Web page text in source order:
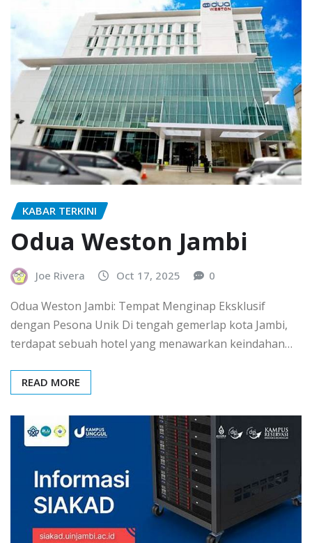
KABAR TERKINI
Odua Weston Jambi
Joe Rivera Oct 17, 2025 0
Odua Weston Jambi: Tempat Menginap Eksklusif
dengan Pesona Unik Di tengah gemerlap kota Jambi,
terdapat sebuah hotel yang menawarkan keindahan…
READ MORE